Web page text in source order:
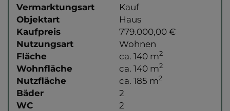
Vermarktungsart
Kauf
Objektart
Haus
Kaufpreis
779.000,00 €
Nutzungsart
Wohnen
Fläche
ca. 140 m2
Wohnfläche ca. 140 m2
Nutzfläche ca. 185 m2
Bäder
2
WC
2